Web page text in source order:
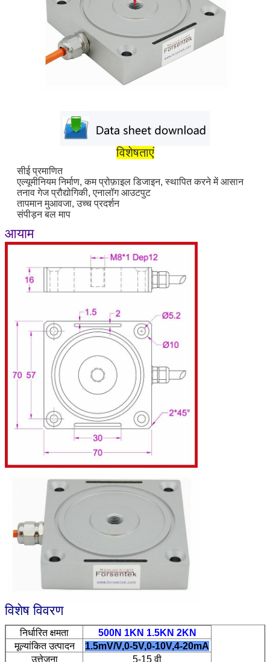
विशेषताएं
सीई प्रमाणित
एल्यूमीनियम निर्माण, कम प्रोफ़ाइल डिजाइन, स्थापित करने में आसान
तनाव गेज प्रौद्योगिकी, एनालॉग आउटपुट
तापमान मुआवजा, उच्च प्रदर्शन
संपीड़न बल माप
आयाम
विशेष विवरण
निर्धारित क्षमता
500N 1KN 1.5KN 2KN
मूल्यांकित उत्पादन
1.5mV/V,0-5V,0-10V,4-20mA
उत्तेजना
5-15 वी